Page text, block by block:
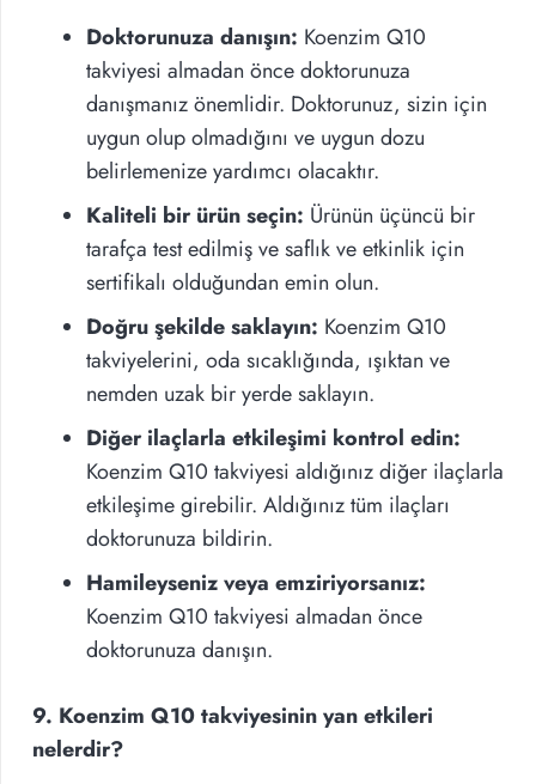
Doktorunuza danışın: Koenzim Q10
takviyesi almadan önce doktorunuza
danışmanız önemlidir. Doktorunuz, sizin için
uygun olup olmadığını ve uygun dozu
belirlemenize yardımcı olacaktır.
Kaliteli bir ürün seçin: Ürünün üçüncü bir
tarafça test edilmiş ve saflık ve etkinlik için
sertifikalı olduğundan emin olun.
Doğru şekilde saklayın: Koenzim Q10
takviyelerini, oda sıcaklığında, ışıktan ve
nemden uzak bir yerde saklayın.
Diğer ilaçlarla etkileşimi kontrol edin:
Koenzim Q10 takviyesi aldığınız diğer ilaçlarla
etkileşime girebilir. Aldığınız tüm ilaçları
doktorunuza bildirin.
Hamileyseniz veya emziriyorsanız:
Koenzim Q10 takviyesi almadan önce
doktorunuza danışın.
9. Koenzim Q10 takviyesinin yan etkileri
nelerdir?